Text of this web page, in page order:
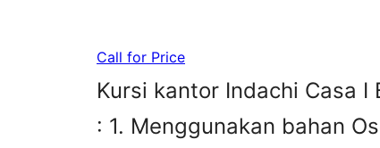
Call for Price
Kursi kantor Indachi Casa I
: 1. Menggunakan bahan